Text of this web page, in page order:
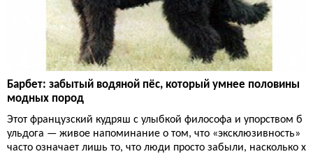
Барбет: забытый водяной пёс, который умнее половины
модных пород
Этот французский кудряш с улыбкой философа и упорством б
ульдога — живое напоминание о том, что «эксклюзивность»
часто означает лишь то, что люди просто забыли, насколько х